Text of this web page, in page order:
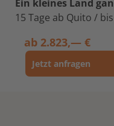
Ein kleines Land
15 Tage ab Quito /
ab 2.823,— €
Jetzt anfragen